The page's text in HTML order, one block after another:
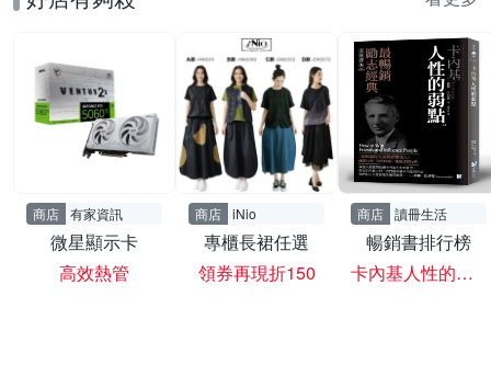
商店 有家資訊
微星顯示卡
高效熱管
商店 iNio
專櫃長裙任選
領券再現折150
商店 讀冊生活
暢銷書排行榜
卡內基人性的弱點